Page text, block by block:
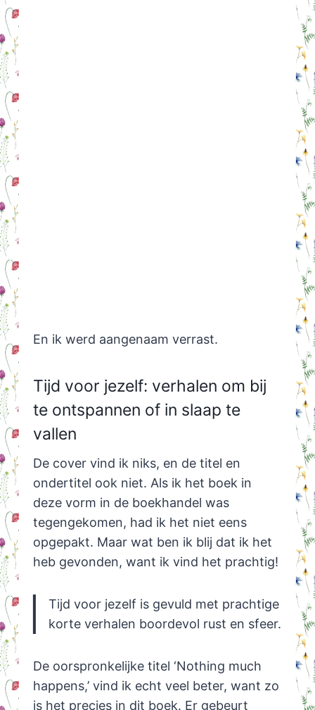
En ik werd aangenaam verrast.
Tijd voor jezelf: verhalen om bij
te ontspannen of in slaap te
vallen
De cover vind ik niks, en de titel en
ondertitel ook niet. Als ik het boek in
deze vorm in de boekhandel was
tegengekomen, had ik het niet eens
opgepakt. Maar wat ben ik blij dat ik het
heb gevonden, want ik vind het prachtig!
Tijd voor jezelf is gevuld met prachtige
korte verhalen boordevol rust en sfeer.
De oorspronkelijke titel ‘Nothing much
happens,’ vind ik echt veel beter, want zo
is het precies in dit boek. Er gebeurt